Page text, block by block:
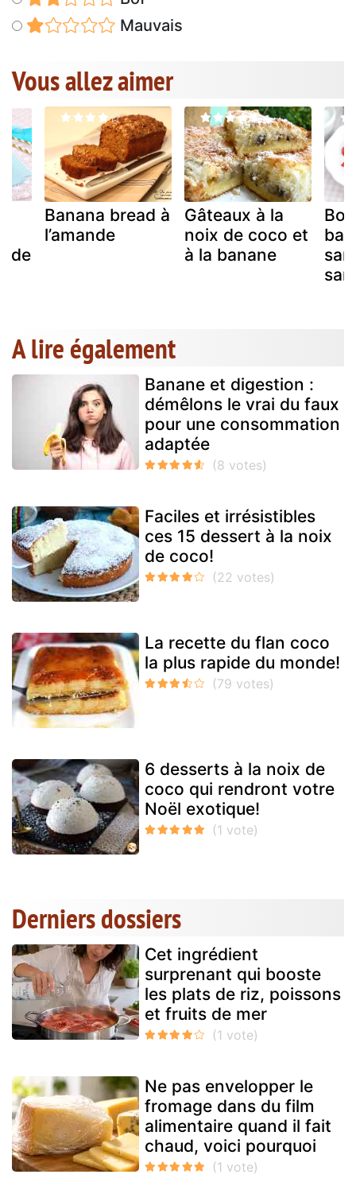
Mauvais
Vous allez aimer
de
Banana bread à
l’amande
Gâteaux à la
noix de coco et
à la banane
A lire également
Banane et digestion :
démêlons le vrai du faux
pour une consommation
adaptée
Faciles et irrésistibles
ces 15 dessert à la noix
de coco!
La recette du flan coco
la plus rapide du monde!
6 desserts à la noix de
coco qui rendront votre
Noël exotique!
Derniers dossiers
Cet ingrédient
surprenant qui booste
les plats de riz, poissons
et fruits de mer
Ne pas envelopper le
fromage dans du film
alimentaire quand il fait
chaud, voici pourquoi